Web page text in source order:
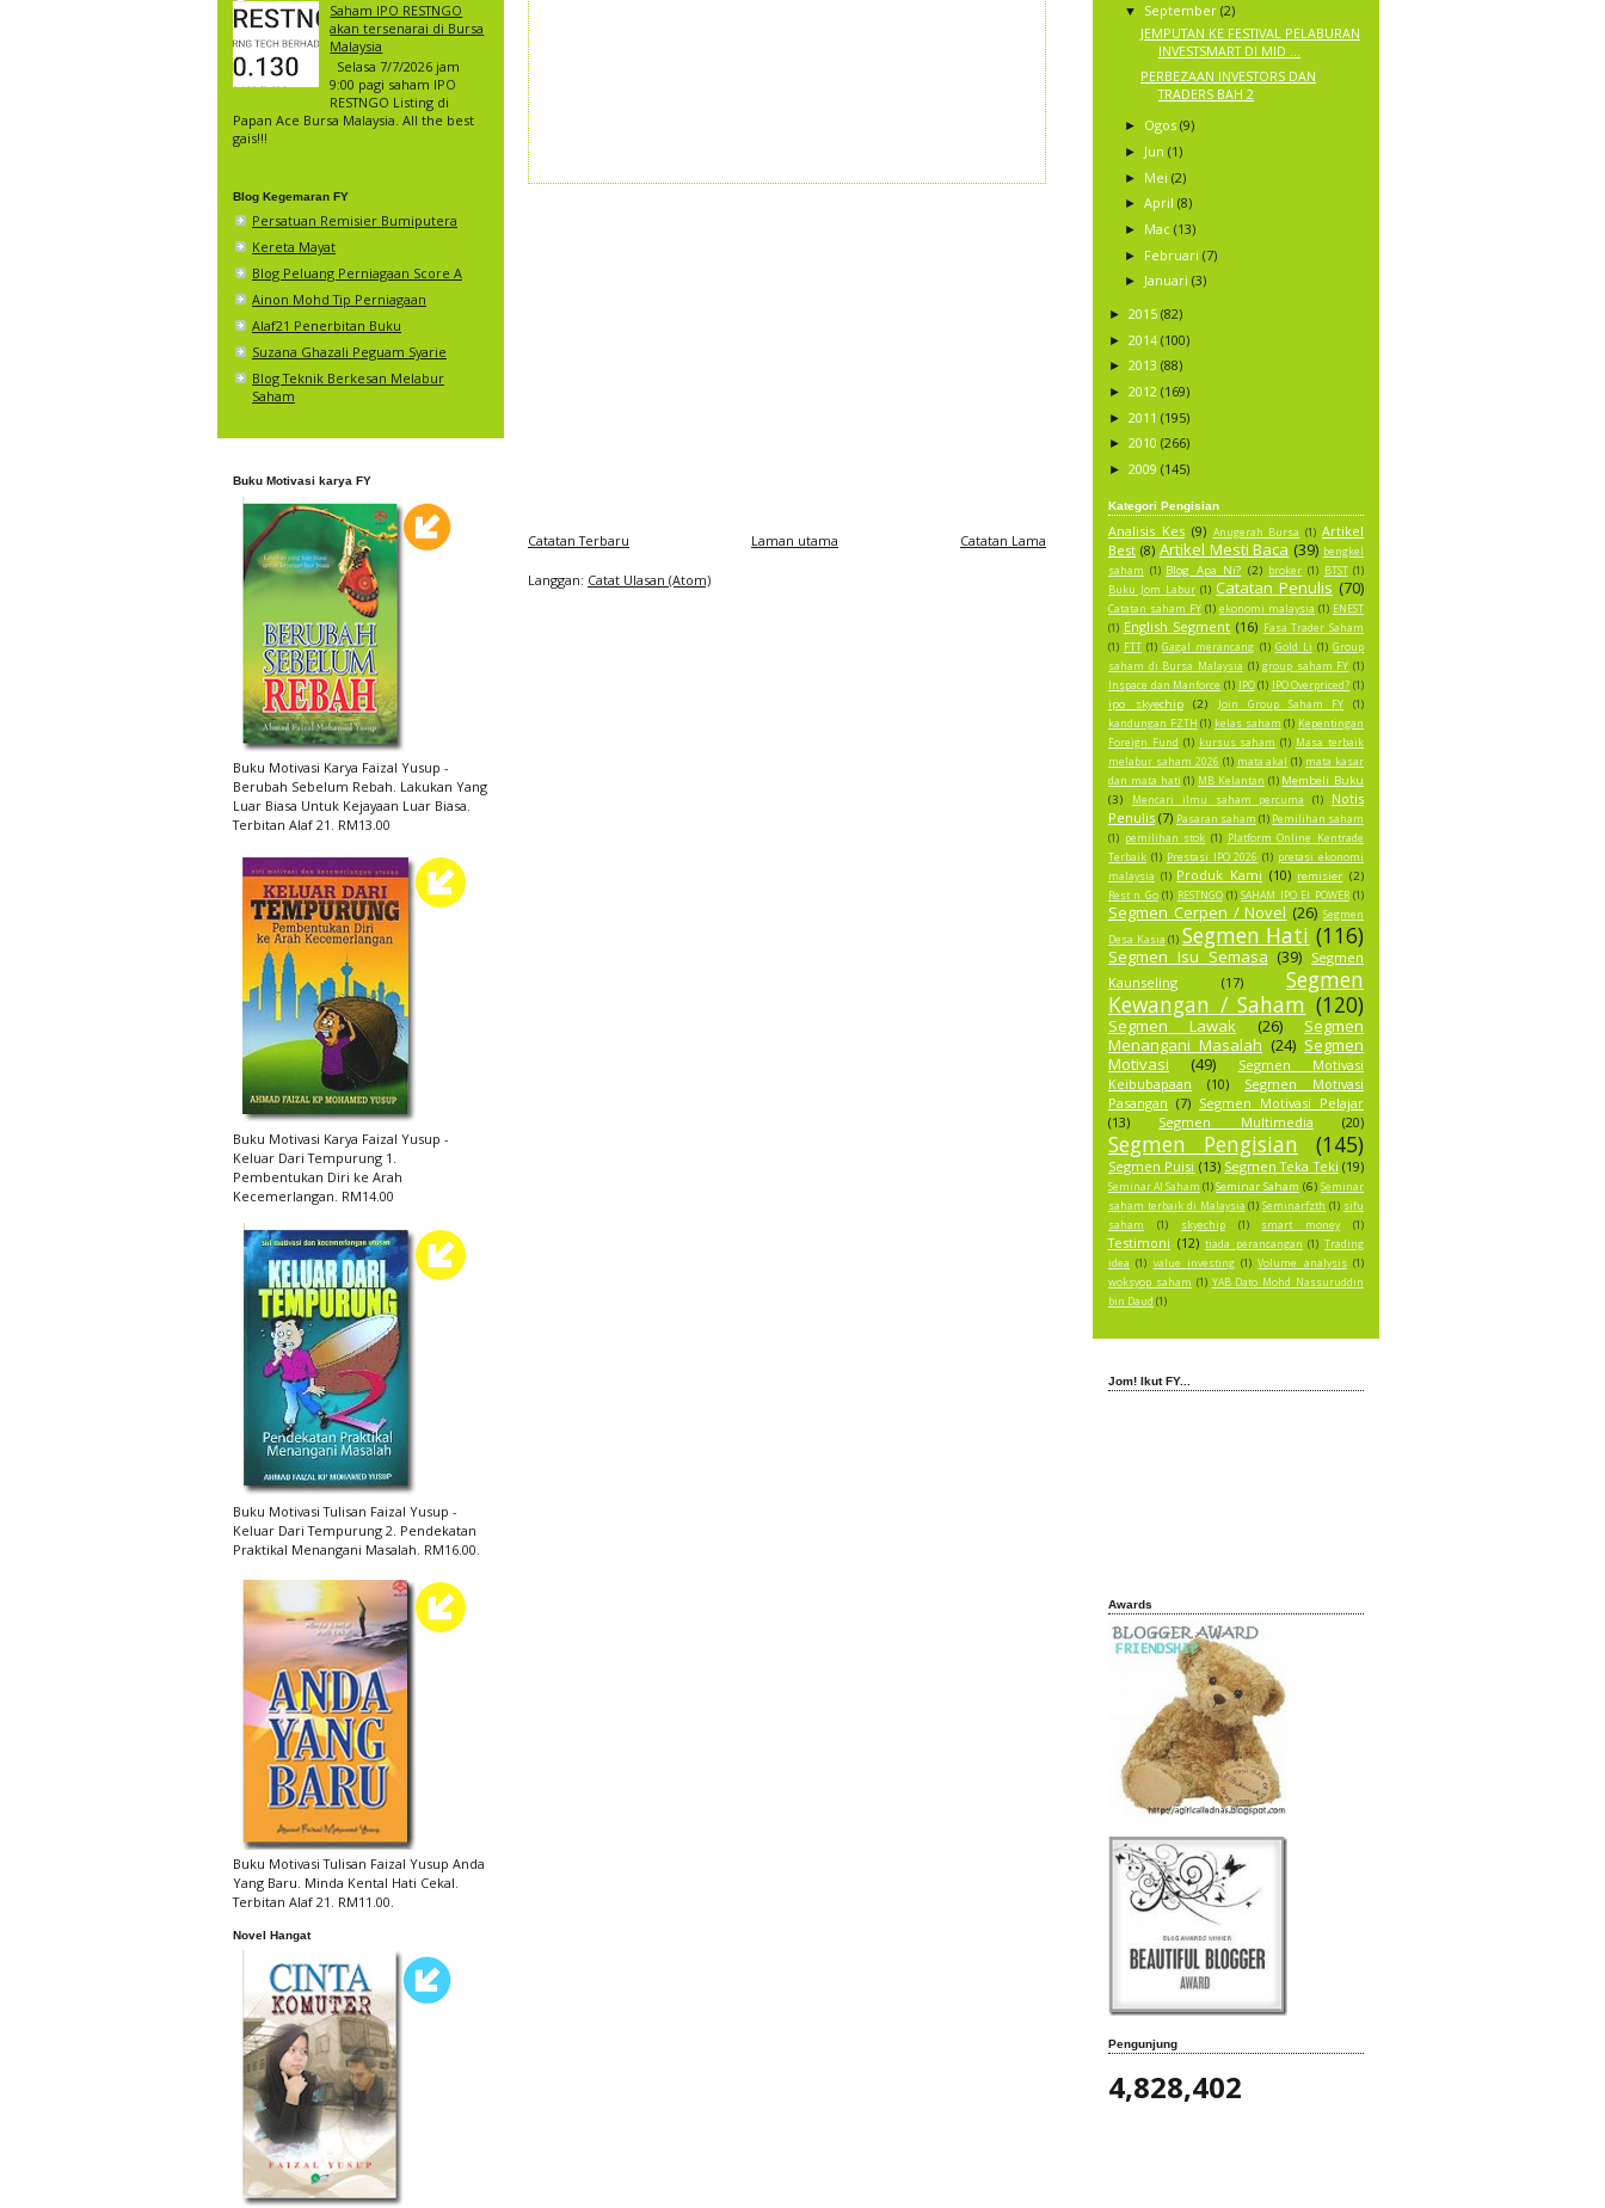
Saham IPO RESTNGO
akan tersenarai di Bursa
Malaysia
Selasa 7/7/2026 jam
9:00 pagi saham IPO
RESTNGO Listing di
Papan Ace Bursa Malaysia. All the best
gais!!!
Blog Kegemaran FY
Persatuan Remisier Bumiputera
Kereta Mayat
Blog Peluang Perniagaan Score A
Ainon Mohd Tip Perniagaan
Alaf21 Penerbitan Buku
Suzana Ghazali Peguam Syarie
Blog Teknik Berkesan Melabur
Saham
Buku Motivasi karya FY
Buku Motivasi Karya Faizal Yusup -
Berubah Sebelum Rebah. Lakukan Yang
Luar Biasa Untuk Kejayaan Luar Biasa.
Terbitan Alaf 21. RM13.00
Buku Motivasi Karya Faizal Yusup -
Keluar Dari Tempurung 1.
Pembentukan Diri ke Arah
Kecemerlangan. RM14.00
Buku Motivasi Tulisan Faizal Yusup -
Keluar Dari Tempurung 2. Pendekatan
Praktikal Menangani Masalah. RM16.00.
Buku Motivasi Tulisan Faizal Yusup Anda
Yang Baru. Minda Kental Hati Cekal.
Terbitan Alaf 21. RM11.00.
Novel Hangat
Catatan Terbaru Catatan Lama
Laman utama
Langgan: Catat Ulasan (Atom)
▼ September (2)
JEMPUTAN KE FESTIVAL PELABURAN
INVESTSMART DI MID ...
PERBEZAAN INVESTORS DAN
TRADERS BAH 2
► Ogos (9)
► Jun (1)
► Mei (2)
► April (8)
► Mac (13)
► Februari (7)
► Januari (3)
► 2015 (82)
► 2014 (100)
► 2013 (88)
► 2012 (169)
► 2011 (195)
► 2010 (266)
► 2009 (145)
Kategori Pengisian
Analisis Kes (9) Anugerah Bursa (1) Artikel
Best (8) Artikel Mesti Baca (39) bengkel
saham (1) Blog Apa Ni? (2) broker (1) BTST (1)
Buku Jom Labur (1) Catatan Penulis (70)
Catatan saham FY (1) ekonomi malaysia (1) ENEST
(1) English Segment (16) Fasa Trader Saham
(1) FTT (1) Gagal merancang (1) Gold Li (1) Group
saham di Bursa Malaysia (1) group saham FY (1)
Inspace dan Manforce (1) IPO (1) IPO Overpriced? (1)
ipo skyechip (2) Join Group Saham FY
(1)
kandungan FZTH (1) kelas saham (1) Kepentingan
Foreign Fund (1) kursus saham (1) Masa terbaik
melabur saham 2026 (1) mata akal (1) mata kasar
dan mata hati (1) MB Kelantan (1) Membeli Buku
(3)
Mencari ilmu saham percuma (1)
Notis
Penulis (7) Pasaran saham (1) Pemilihan saham
(1) pemilihan stok (1) Platform Online Kentrade
Terbaik (1) Prestasi IPO 2026 (1) pretasi ekonomi
malaysia (1) Produk Kami (10) remisier (2)
Rest n Go (1) RESTNGO (1) SAHAM IPO EI POWER (1)
Segmen Cerpen / Novel (26) Segmen
Desa Kasia (1) Segmen Hati (116)
Segmen Isu Semasa (39) Segmen
Kaunseling
(17)
Segmen
Kewangan / Saham (120)
Segmen Lawak (26)
Segmen
Menangani Masalah (24) Segmen
Motivasi
(49)
Segmen Motivasi
Keibubapaan
(10)
Segmen Motivasi
Pasangan (7) Segmen Motivasi Pelajar
(13)
Segmen Multimedia (20)
Segmen Pengisian (145)
Segmen Puisi (13) Segmen Teka Teki (19)
Seminar AI Saham (1)Seminar Saham (6) Seminar
saham terbaik di Malaysia (1) Seminarfzth (1) sifu
saham
(1) skyechip (1) smart money (1)
Testimoni (12) tiada perancangan (1) Trading
idea (1) value investing (1) Volume analysis (1)
woksyop saham (1) YAB Dato Mohd Nassuruddin
bin Daud (1)
Jom! Ikut FY...
Awards
Pengunjung
4,828,402